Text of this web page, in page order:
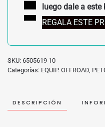
luego dale a este
REGALA ESTE
SKU: 6505619 10
Categorías: EQUIP. OFFROAD,
DESCRIPCIÓN